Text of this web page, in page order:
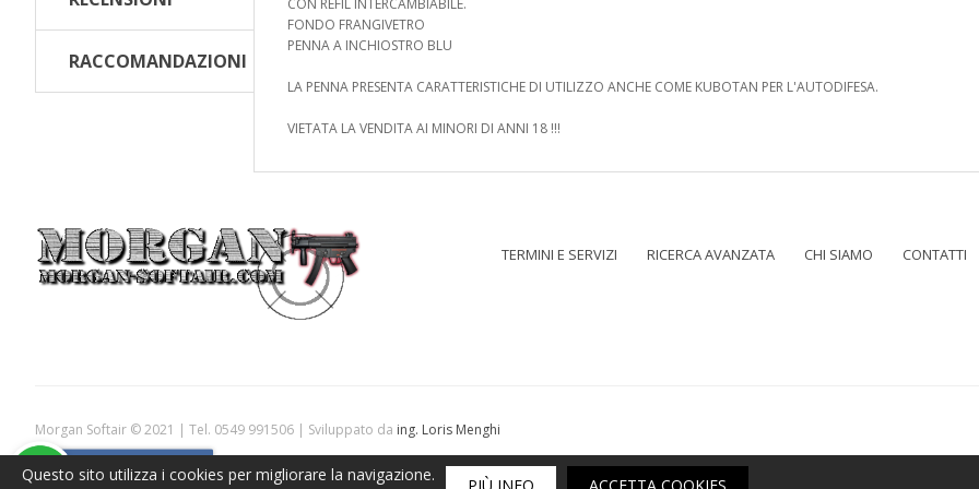
Questo sito utilizza i cookies per migliorare la navigazione.
RACCOMANDAZIONI
CON REFIL INTERCAMBIABILE.
FONDO FRANGIVETRO
PENNA A INCHIOSTRO BLU
LA PENNA PRESENTA CARATTERISTICHE DI UTILIZZO ANCHE COME KUBOTAN PER L'AUTODIFESA.
VIETATA LA VENDITA AI MINORI DI ANNI 18 !!!
TERMINI E SERVIZI RICERCA AVANZATA CHI SIAMO CONTATTI
Morgan Softair © 2021 | Tel. 0549 991506 | Sviluppato da ing. Loris Menghi
Armeria leggeracodice operatore economico n° 19283 codice operatore sito web n° 200 del registro ecommerce | indirizzo 1° sede: Piazzetta